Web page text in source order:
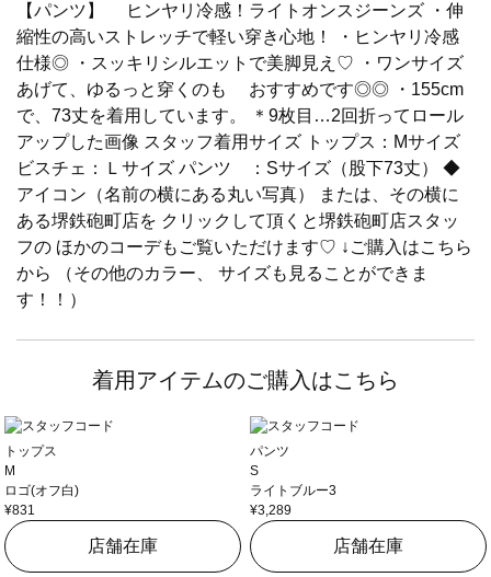
【パンツ】 ヒンヤリ冷感！ライトオンスジーンズ ・伸
縮性の高いストレッチで軽い穿き心地！ ・ヒンヤリ冷感
仕様◎ ・スッキリシルエットで美脚見え♡ ・ワンサイズ
あげて、ゆるっと穿くのも おすすめです◎◎ ・155cm
で、73丈を着用しています。 ＊9枚目…2回折ってロール
アップした画像 スタッフ着用サイズ トップス：Mサイズ
ビスチェ：Ｌサイズ パンツ ：Sサイズ（股下73丈） ◆
アイコン（名前の横にある丸い写真） または、その横に
ある堺鉄砲町店を クリックして頂くと堺鉄砲町店スタッ
フの ほかのコーデもご覧いただけます♡ ↓ご購入はこちら
から （その他のカラー、 サイズも見ることができま
す！！）
着用アイテムのご購入はこちら
トップス
M
ロゴ(オフ白)
¥831
店舗在庫
パンツ
S
ライトブルー3
¥3,289
店舗在庫